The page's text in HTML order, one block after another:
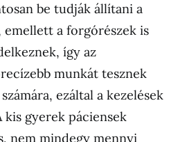
be tudják állítani a
a forgórészek is
így az
munkát tesznek
ezáltal a kezelések
gyerek páciensek
nem mindegy mennyi